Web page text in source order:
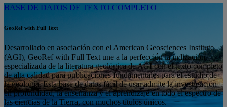
BASE DE DATOS DE TEXTO COMPLETO
GeoRef with Full Text
Desarrollado en asociación con el American Geosciences Institute
(AGI), GeoRef with Full Text une a la perfección la indización
especializada de la literatura geológica de AGI con el texto completo
de alta calidad para publicaciones fundamentales para el estudio de
la geología. Esta base de datos fácil de usar admite la investigación
en profundidad, la enseñanza y el aprendizaje en todo el espectro de
las ciencias de la Tierra, con muchos títulos únicos.